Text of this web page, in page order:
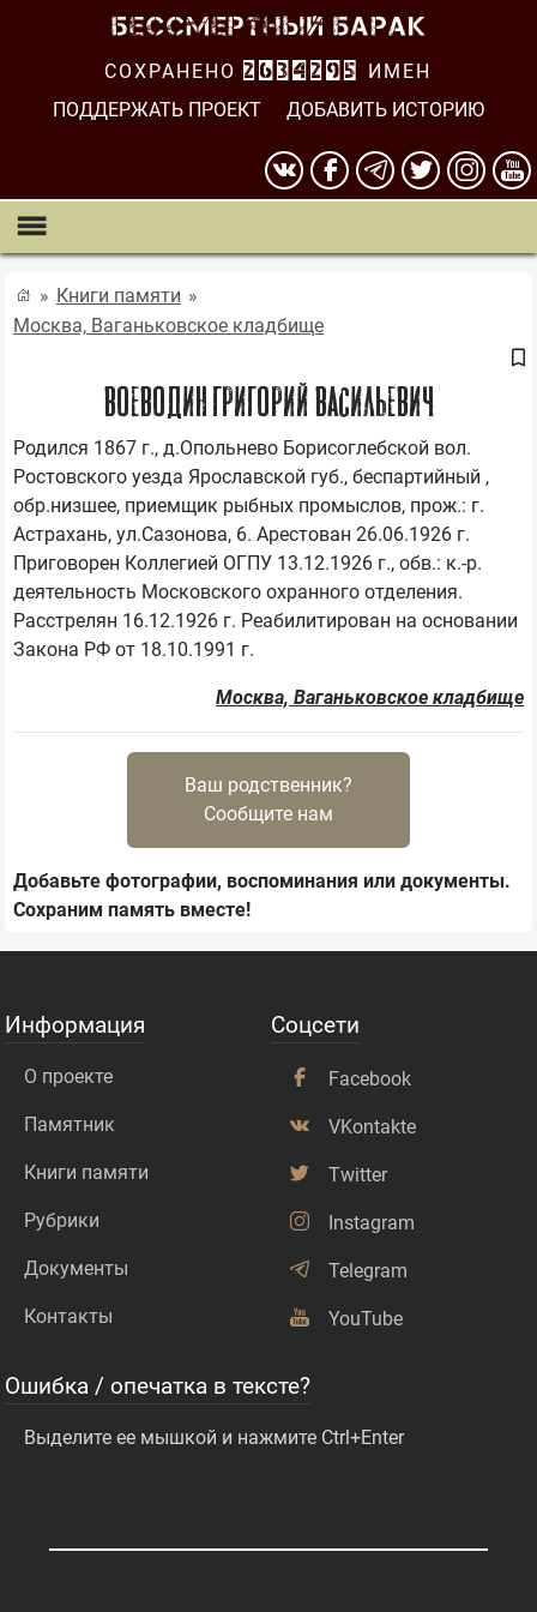
СОХРАНЕНО 2634295
ИМЕН
ПОДДЕРЖАТЬ ПРОЕКТ
ДОБАВИТЬ ИСТОРИЮ
Книги памяти
Москва, Ваганьковское кладбище
Воеводин Григорий Васильевич
Родился 1867 г., д.Опольнево Борисоглебской вол.
Ростовского уезда Ярославской губ., беспартийный ,
обр.низшее, приемщик рыбных промыслов, прож.: г.
Астрахань, ул.Сазонова, 6. Арестован 26.06.1926 г.
Приговорен Коллегией ОГПУ 13.12.1926 г., обв.: к.-р.
деятельность Московского охранного отделения.
Расстрелян 16.12.1926 г. Реабилитирован на основании
Москва, Ваганьковское кладбище
Ваш родственник?
Сообщите нам
Добавьте фотографии, воспоминания или документы.
Сохраним память вместе!
Информация
О проекте
Памятник
Книги памяти
Рубрики
Документы
Контакты
Соцсети
Facebook
VKontakte
Twitter
Instagram
Telegram
YouTube
Ошибка / опечатка в тексте?
Выделите ее мышкой и нажмите Ctrl+Enter